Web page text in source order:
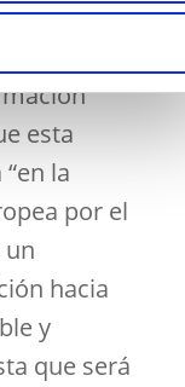
concreta
red.
esta
la
por el
hacia
y
que será